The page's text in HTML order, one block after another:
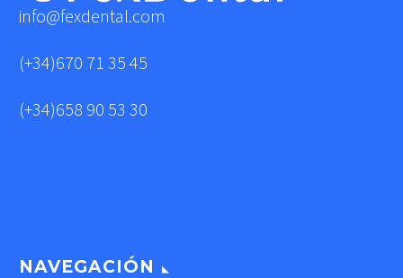
info@fexdental.com
(+34)670 71 35 45
(+34)658 90 53 30
NAVEGACIÓN